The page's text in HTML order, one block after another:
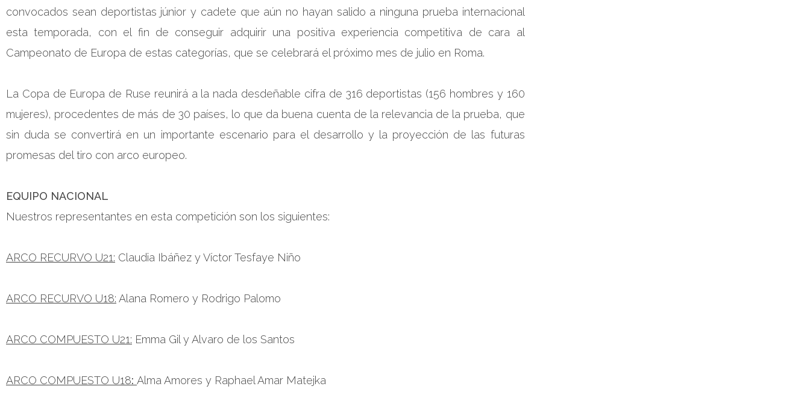
convocados sean deportistas júnior y cadete que aún no hayan salido a ninguna prueba internacional
esta temporada, con el fin de conseguir adquirir una positiva experiencia competitiva de cara al
Campeonato de Europa de estas categorías, que se celebrará el próximo mes de julio en Roma.
La Copa de Europa de Ruse reunirá a la nada desdeñable cifra de 316 deportistas (156 hombres y 160
mujeres), procedentes de más de 30 países, lo que da buena cuenta de la relevancia de la prueba, que
sin duda se convertirá en un importante escenario para el desarrollo y la proyección de las futuras
promesas del tiro con arco europeo.
EQUIPO NACIONAL
Nuestros representantes en esta competición son los siguientes:
ARCO RECURVO U21: Claudia Ibáñez y Víctor Tesfaye Niño
ARCO RECURVO U18: Alana Romero y Rodrigo Palomo
ARCO COMPUESTO U21: Emma Gil y Alvaro de los Santos
ARCO COMPUESTO U18: Alma Amores y Raphael Amar Matejka